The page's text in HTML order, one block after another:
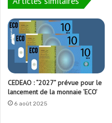
CEDEAO : “2027” prévue pour le
lancement de la monnaie ‘ECO’
6 août 2025